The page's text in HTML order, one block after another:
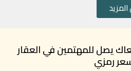
يصل للمهتمين في العقار
رمزي